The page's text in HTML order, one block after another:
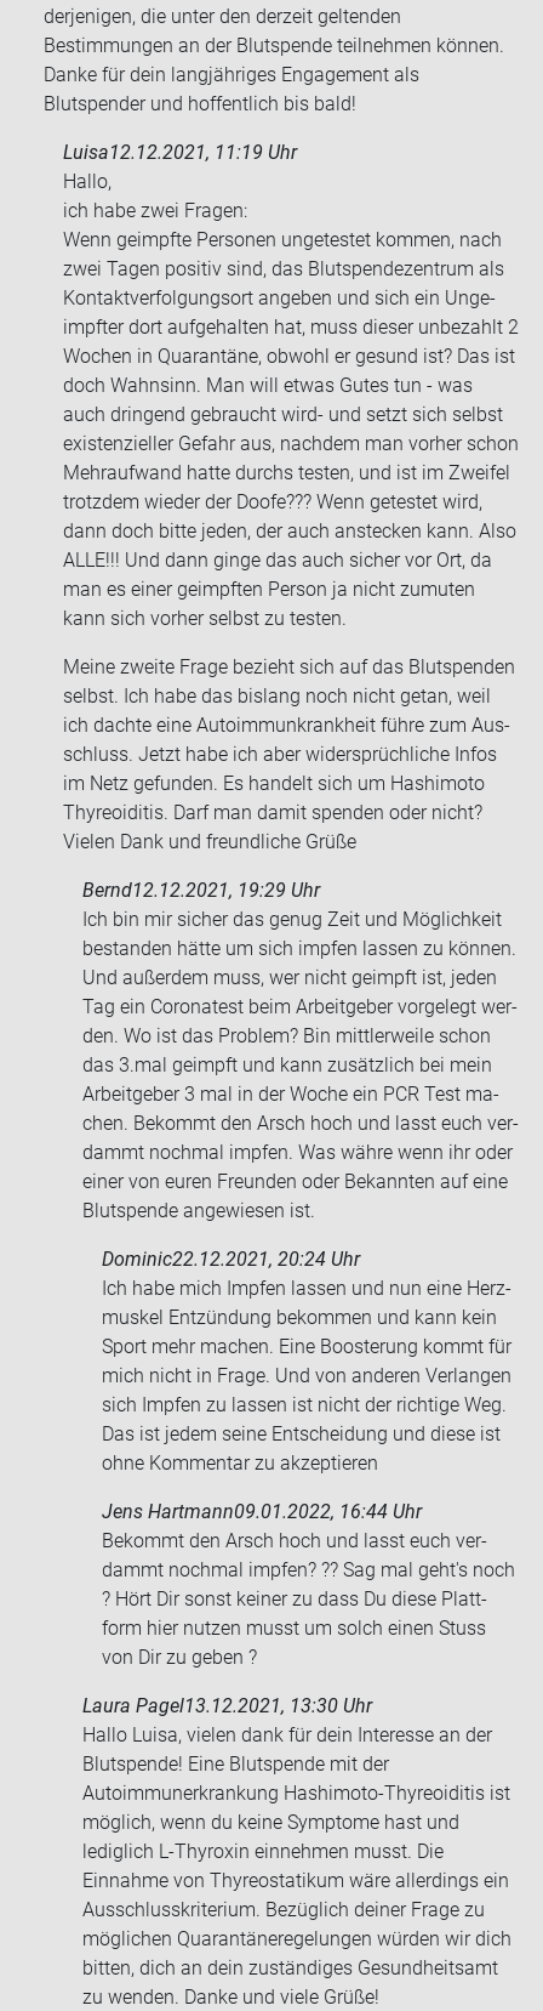
derjenigen, die unter den derzeit geltenden
Bestimmungen an der Blutspende teilnehmen können.
Danke für dein langjähriges Engagement als
Blutspender und hoffentlich bis bald!
Luisa12.12.2021, 11:19 Uhr
Hallo,
ich habe zwei Fra­gen:
Wenn ge­impf­te Per­so­nen un­ge­tes­tet kom­men, nach
zwei Tagen po­si­tiv sind, das Blut­spen­de­zen­trum als
Kon­takt­ver­fol­gungs­ort an­ge­ben und sich ein Un­ge­
impf­ter dort auf­ge­hal­ten hat, muss die­ser un­be­zahlt 2
Wo­chen in Qua­ran­tä­ne, ob­wohl er ge­sund ist? Das ist
doch Wahn­sinn. Man will etwas Gutes tun - was
auch drin­gend ge­braucht wird- und setzt sich selbst
exis­ten­zi­el­ler Ge­fahr aus, nach­dem man vor­her schon
Mehr­auf­wand hatte durchs tes­ten, und ist im Zwei­fel
trotz­dem wie­der der Doofe??? Wenn ge­tes­tet wird,
dann doch bitte jeden, der auch an­ste­cken kann. Also
ALLE!!! Und dann ginge das auch si­cher vor Ort, da
man es einer ge­impf­ten Per­son ja nicht zu­mu­ten
kann sich vor­her selbst zu tes­ten.
Meine zwei­te Frage be­zieht sich auf das Blut­spen­den
selbst. Ich habe das bis­lang noch nicht getan, weil
ich dach­te eine Au­to­im­mun­krank­heit führe zum Aus­
schluss. Jetzt habe ich aber wi­der­sprüch­li­che Infos
im Netz ge­fun­den. Es han­delt sich um Ha­shi­mo­to
Thy­reo­idi­tis. Darf man damit spen­den oder nicht?
Vie­len Dank und freund­li­che Grüße
Bernd12.12.2021, 19:29 Uhr
Ich bin mir si­cher das genug Zeit und Mög­lich­keit
be­stan­den hätte um sich imp­fen las­sen zu kön­nen.
Und au­ßer­dem muss, wer nicht ge­impft ist, jeden
Tag ein Co­ro­na­test beim Ar­beit­ge­ber vor­ge­legt wer­
den. Wo ist das Pro­blem? Bin mitt­ler­wei­le schon
das 3.mal ge­impft und kann zu­sätz­lich bei mein
Ar­beit­ge­ber 3 mal in der Woche ein PCR Test ma­
chen. Be­kommt den Arsch hoch und lasst euch ver­
dammt noch­mal imp­fen. Was währe wenn ihr oder
einer von euren Freun­den oder Be­kann­ten auf eine
Blut­spen­de an­ge­wie­sen ist.
Dominic22.12.2021, 20:24 Uhr
Ich habe mich Imp­fen las­sen und nun eine Herz­
mus­kel Ent­zün­dung be­kom­men und kann kein
Sport mehr ma­chen. Eine Boos­te­rung kommt für
mich nicht in Frage. Und von an­de­ren Ver­lan­gen
sich Imp­fen zu las­sen ist nicht der rich­ti­ge Weg.
Das ist jedem seine Ent­schei­dung und diese ist
ohne Kom­men­tar zu ak­zep­tie­ren
Jens Hartmann09.01.2022, 16:44 Uhr
Be­kommt den Arsch hoch und lasst euch ver­
dammt noch­mal imp­fen? ?? Sag mal geht's noch
? Hört Dir sonst kei­ner zu dass Du diese Platt­
form hier nut­zen musst um solch einen Stuss
von Dir zu geben ?
Laura Pagel13.12.2021, 13:30 Uhr
Hallo Luisa, vielen dank für dein Interesse an der
Blutspende! Eine Blutspende mit der
Autoimmunerkrankung Hashimoto-Thyreoiditis ist
möglich, wenn du keine Symptome hast und
lediglich L-Thyroxin einnehmen musst. Die
Einnahme von Thyreostatikum wäre allerdings ein
Ausschlusskriterium. Bezüglich deiner Frage zu
möglichen Quarantäneregelungen würden wir dich
bitten, dich an dein zuständiges Gesundheitsamt
zu wenden. Danke und viele Grüße!